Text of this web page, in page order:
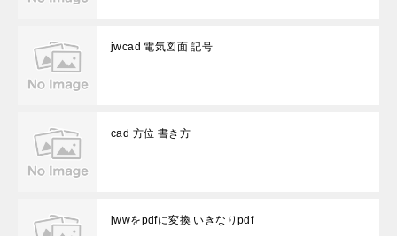
jwcad 電気図面 記号
cad 方位 書き方
jwwをpdfに変換 いきなりpdf